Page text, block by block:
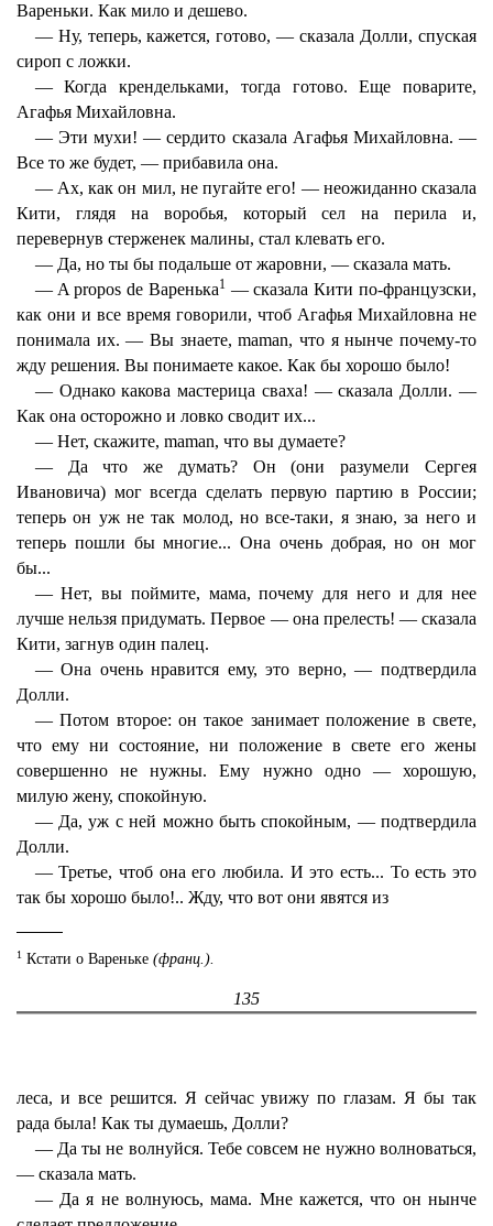
Вареньки. Как мило и дешево.
— Ну, теперь, кажется, готово, — сказала Долли, спуская
сироп с ложки.
— Когда крендельками, тогда готово. Еще поварите,
Агафья Михайловна.
— Эти мухи! — сердито сказала Агафья Михайловна. —
Все то же будет, — прибавила она.
— Ах, как он мил, не пугайте его! — неожиданно сказала
Кити, глядя на воробья, который сел на перила и,
перевернув стерженек малины, стал клевать его.
— Да, но ты бы подальше от жаровни, — сказала мать.
— A propos de Варенька1— сказала Кити по-французски,
как они и все время говорили, чтоб Агафья Михайловна не
понимала их. — Вы знаете, maman, что я нынче почему-то
жду решения. Вы понимаете какое. Как бы хорошо было!
— Однако какова мастерица сваха! — сказала Долли. —
Как она осторожно и ловко сводит их...
— Нет, скажите, maman, что вы думаете?
— Да что же думать? Он (они разумели Сергея
Ивановича) мог всегда сделать первую партию в России;
теперь он уж не так молод, но все-таки, я знаю, за него и
теперь пошли бы многие... Она очень добрая, но он мог
бы...
— Нет, вы поймите, мама, почему для него и для нее
лучше нельзя придумать. Первое — она прелесть! — сказала
Кити, загнув один палец.
— Она очень нравится ему, это верно, — подтвердила
Долли.
— Потом второе: он такое занимает положение в свете,
что ему ни состояние, ни положение в свете его жены
совершенно не нужны. Ему нужно одно — хорошую,
милую жену, спокойную.
— Да, уж с ней можно быть спокойным, — подтвердила
Долли.
— Третье, чтоб она его любила. И это есть... То есть это
так бы хорошо было!.. Жду, что вот они явятся из
1 Кстати о Вареньке (франц.).
135
леса, и все решится. Я сейчас увижу по глазам. Я бы так
рада была! Как ты думаешь, Долли?
— Да ты не волнуйся. Тебе совсем не нужно волноваться,
— сказала мать.
— Да я не волнуюсь, мама. Мне кажется, что он нынче